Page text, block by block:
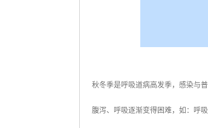
秋冬季是呼吸道病高发季，感染与
腹泻、呼吸逐渐变得困难，如：呼